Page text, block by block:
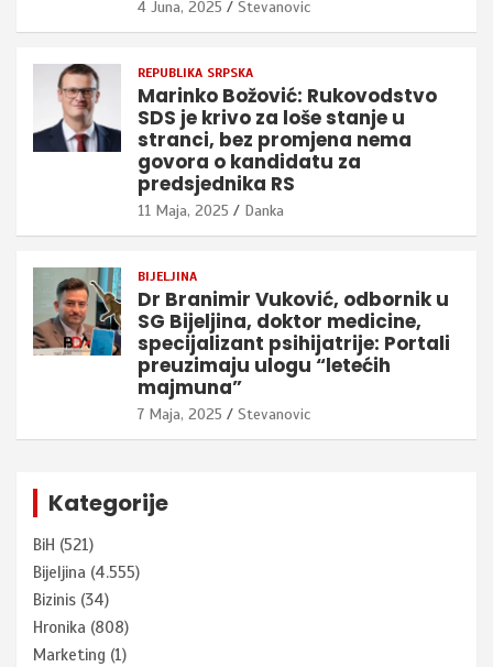
4 Juna, 2025 Stevanovic
REPUBLIKA SRPSKA
Marinko Božović: Rukovodstvo
SDS je krivo za loše stanje u
stranci, bez promjena nema
govora o kandidatu za
predsjednika RS
11 Maja, 2025 Danka
BIJELJINA
Dr Branimir Vuković, odbornik u
SG Bijeljina, doktor medicine,
specijalizant psihijatrije: Portali
preuzimaju ulogu “letećih
majmuna”
7 Maja, 2025 Stevanovic
Kategorije
BiH (521)
Bijeljina (4.555)
Bizinis (34)
Hronika (808)
Marketing (1)